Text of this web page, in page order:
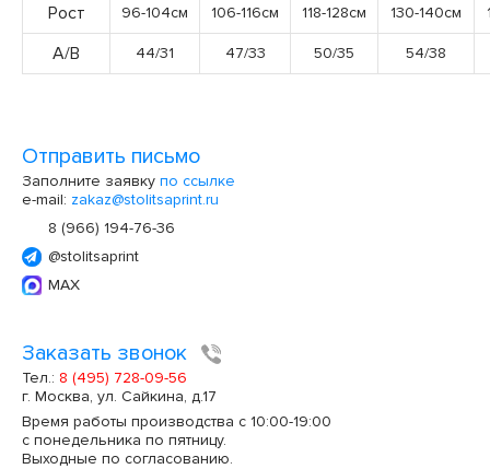
Рост 96-104см 106-116см 118-128см 130-140см
А/В 44/31 47/33 50/35 54/38
Отправить письмо
Заполните заявку по ссылке
e-mail: zakaz@stolitsaprint.ru
8 (966) 194-76-36
@stolitsaprint
MAX
Заказать звонок
Тел.: 8 (495) 728-09-56
г. Москва, ул. Сайкина, д.17
Время работы производства с 10:00-19:00
с понедельника по пятницу.
Выходные по согласованию.